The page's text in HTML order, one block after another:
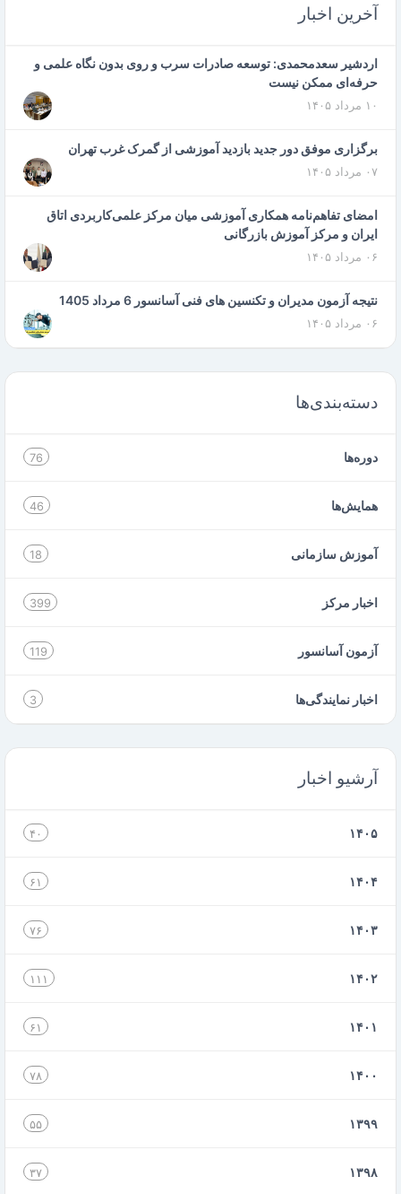
آخرین اخبار
اردشیر سعدمحمدی: توسعه صادرات سرب و روی بدون نگاه علمی و
حرفه‌ای ممکن نیست
۱۰ مرداد ۱۴۰۵
برگزاری موفق دور جدید بازدید آموزشی از گمرک غرب تهران
۰۷ مرداد ۱۴۰۵
امضای تفاهم‌نامه همکاری آموزشی میان مرکز علمی‌کاربردی اتاق
ایران و مرکز آموزش بازرگانی
۰۶ مرداد ۱۴۰۵
نتیجه آزمون مدیران و تکنسین های فنی آسانسور 6 مرداد 1405
۰۶ مرداد ۱۴۰۵
دسته‌بندی‌ها
دوره‌ها 76
همایش‌ها 46
آموزش سازمانی 18
اخبار مرکز 399
آزمون آسانسور 119
اخبار نمایندگی‌ها 3
آرشیو اخبار
۱۴۰۵ ۴۰
۱۴۰۴ ۶۱
۱۴۰۳ ۷۶
۱۴۰۲ ۱۱۱
۱۴۰۱ ۶۱
۱۴۰۰ ۷۸
۱۳۹۹ ۵۵
۱۳۹۸ ۳۷